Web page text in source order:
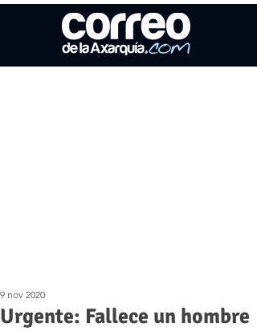
Urgente: Fallece un hombre
9 nov 2020